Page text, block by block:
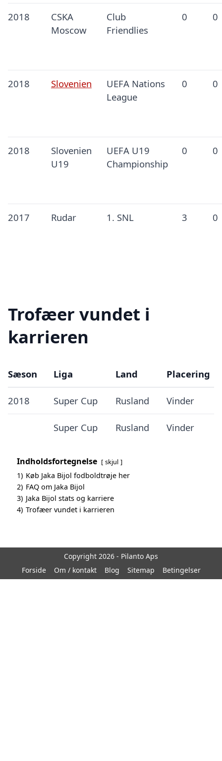
2018
CSKA
Moscow
Club
Friendlies
0 0
2018 Slovenien
UEFA Nations
League
0 0
2018
Slovenien
U19
UEFA U19
Championship
0 0
2017 Rudar 1. SNL 3 0
Trofæer vundet i
karrieren
Sæson Liga Land Placering
2018 Super Cup Rusland Vinder
Super Cup Rusland Vinder
Indholdsfortegnelse skjul
1) Køb Jaka Bijol fodboldtrøje her
2) FAQ om Jaka Bijol
3) Jaka Bijol stats og karriere
4) Trofæer vundet i karrieren
Copyright 2026 - Pilanto Aps
Forside
Om / kontakt Blog Sitemap Betingelser